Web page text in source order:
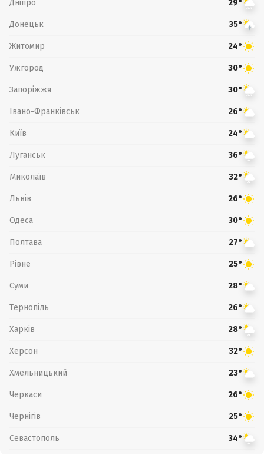
Дніпро 29°
Донецьк 35°
Житомир 24°
Ужгород 30°
Запоріжжя 30°
Івано-Франківськ 26°
Київ 24°
Луганськ 36°
Миколаїв 32°
Львів 26°
Одеса 30°
Полтава 27°
Рівне 25°
Суми 28°
Тернопіль 26°
Харків 28°
Херсон 32°
Хмельницький 23°
Черкаси 26°
Чернігів 25°
Севастополь 34°